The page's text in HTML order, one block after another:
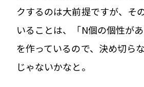
クするのは大前提ですが、そ
いることは、「N個の個性が
を作っているので、決め切ら
じゃないかなと。